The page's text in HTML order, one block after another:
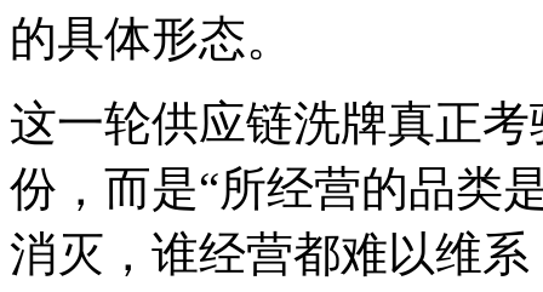
的具体形态。
这一轮供应链洗牌真正
份，而是“所经营的品类
消灭，谁经营都难以维